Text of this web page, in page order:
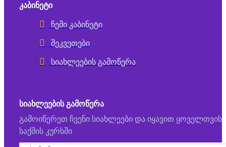
ᲙᲐᲑᲘᲜᲔᲢᲘ
ჩემი კაბინეტი
შეკვეთები
სიახლეების გამოწერა
ᲡᲘᲐᲮᲚᲔᲔᲑᲘᲡ ᲒᲐᲛᲝᲬᲔᲠᲐ
გამოიწერეთ ჩვენი სიახლეები და იყავით ყოველთვის
საქმის კურსში